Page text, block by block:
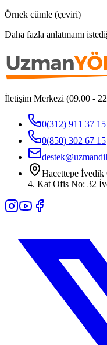
Örnek cümle (çeviri)
Daha fazla anlatmamı
İletişim Merkezi (09.00 -
0(312) 911 37 15
0(850) 302 67 15
Hacettepe
4. Kat Ofis No: 32